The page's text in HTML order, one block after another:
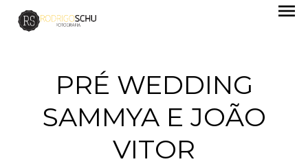
menu
PRÉ WEDDING
SAMMYA E JOÃO
VITOR